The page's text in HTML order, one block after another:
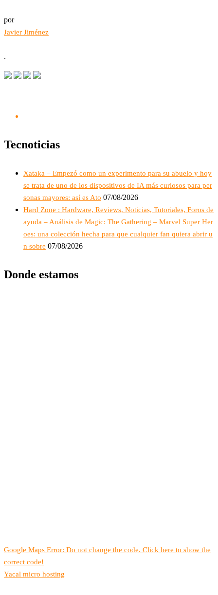
por
Javier Jiménez
.
Tecnoticias
Xataka – Empezó como un experimento para su abuelo y hoy
se trata de uno de los dispositivos de IA más curiosos para per
sonas mayores: así es Ato 07/08/2026
Hard Zone : Hardware, Reviews, Noticias, Tutoriales, Foros de
ayuda – Análisis de Magic: The Gathering – Marvel Super Her
oes: una colección hecha para que cualquier fan quiera abrir u
n sobre 07/08/2026
Donde estamos
Google Maps Error: Do not change the code. Click here to show the
correct code!
Yacal micro hosting